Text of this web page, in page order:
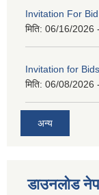
Invitation For
मिति: 06/16/2026
Invitation for
मिति: 06/08/2026
अन्य
डाउनलोड